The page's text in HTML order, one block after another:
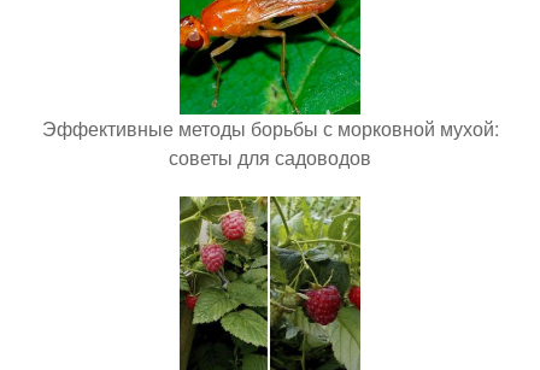
Эффективные методы борьбы с морковной мухой:
советы для садоводов